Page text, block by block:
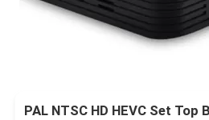
PAL NTSC HD HEVC Set